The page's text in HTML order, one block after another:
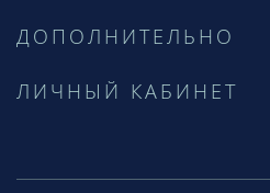
ДОПОЛНИТЕЛЬНО
ЛИЧНЫЙ КАБИНЕТ